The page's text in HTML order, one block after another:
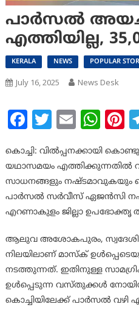
പാർസൽ
എത്തിയില്ല,
KERALA NEWS POPULAR
July 16, 2025 News Desk
Facebook
Twitter
Email
കൊച്ചി: വിൽപ്പനക്കായി
യഥാസമയം
സാധനങ്ങളും നഷ്ടമാവുകയും
പാർസൽ സർവീസ് ഏജൻസി
എറണാകുളം ജില്ലാ ഉപഭോക്തൃ
ആലുവ അശോകപുരം, സ്വദേശി
നിലയിലാണ് മാസ്ക്
നടത്തുന്നത്. ഇതിനുള്ള
ഉൾപ്പെടുന്ന വസ്തുക്കൾ
കൊച്ചിയിലേക്ക് പാർസൽ വഴി